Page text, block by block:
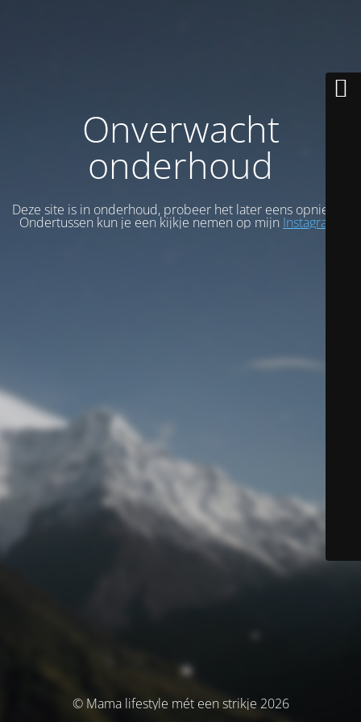
Onverwacht
onderhoud
Deze site is in onderhoud, probeer het later eens opnieuw.
Ondertussen kun je een kijkje nemen op mijn Instagram
© Mama lifestyle mét een strikje 2026